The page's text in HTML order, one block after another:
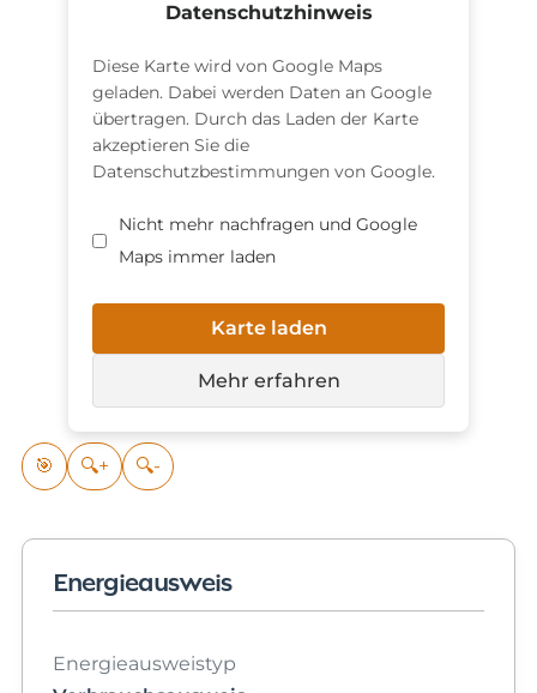
Datenschutzhinweis
Diese Karte wird von Google Maps
geladen. Dabei werden Daten an Google
übertragen. Durch das Laden der Karte
akzeptieren Sie die
Datenschutzbestimmungen von Google.
Nicht mehr nachfragen und Google
Maps immer laden
Karte laden
Mehr erfahren
🎯 🔍+ 🔍-
Energieausweis
Energieausweistyp